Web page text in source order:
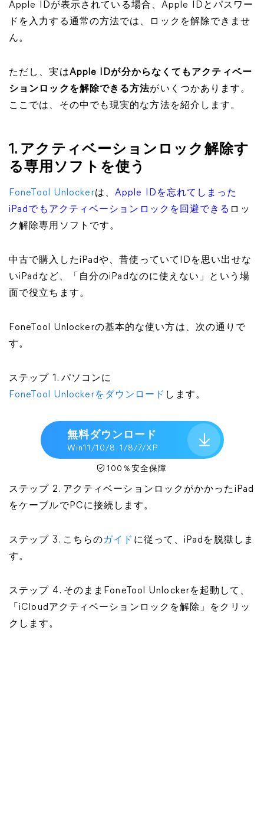
Apple IDが表示されている場合、Apple IDとパスワー
ドを入力する通常の方法では、ロックを解除できませ
ん。
ただし、実はApple IDが分からなくてもアクティベー
ションロックを解除できる方法がいくつかあります。
ここでは、その中でも現実的な方法を紹介します。
1. アクティベーションロック解除す
る専用ソフトを使う
FoneTool Unlockerは、 Apple IDを忘れてしまった
iPadでもアクティベーションロックを回避できる ロッ
ク解除専用ソフトです。
中古で購入したiPadや、昔使っていてIDを思い出せな
いiPadなど、「自分のiPadなのに使えない」という場
面で役立ちます。
FoneTool Unlockerの基本的な使い方は、次の通りで
す。
ステップ 1. パソコンに
FoneTool Unlockerをダウンロード します。
無料ダウンロード
Win11/10/8. 1/8/7/XP
100％安全保障
ステップ 2. アクティベーションロックがかかったiPad
をケーブルでPCに接続します。
ステップ 3. こちらのガイド に従って、iPadを脱獄しま
す。
ステップ 4. そのままFoneTool Unlockerを起動して、
「iCloudアクティベーションロックを解除」をクリッ
クします。